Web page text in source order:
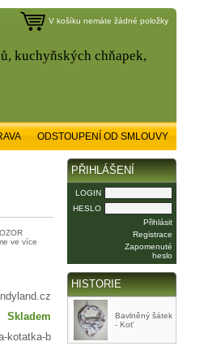
kuchyňských chňapek,
V košíku nemáte žádné položky
ODSTOUPENÍ OD SMLOUVY
ve více
Skladem
kotatka-b
PŘIHLÁŠENÍ
LOGIN
HESLO
Přihlásit
Registrace
Zapomenuté
heslo
HISTORIE
Bavlněný šátek
- Koť